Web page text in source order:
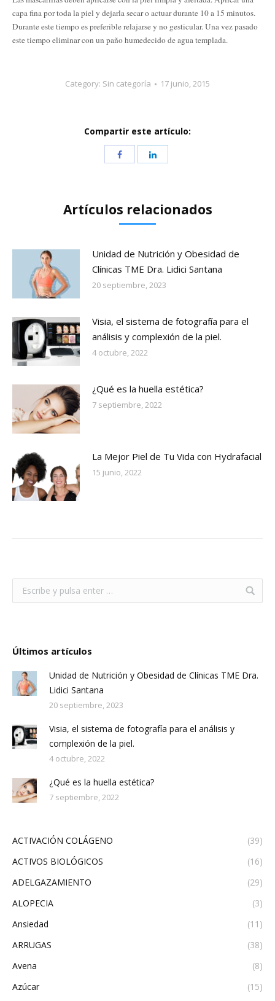
capa fina por toda la piel y dejarla secar o actuar durante 10 a 15 minutos.
Durante este tiempo es preferible relajarse y no gesticular. Una vez pasado
este tiempo eliminar con un paño humedecido de agua templada.
Category: Sin categoría 17 junio, 2015
Compartir este artículo:
Artículos relacionados
Unidad de Nutrición y Obesidad de
Clínicas TME Dra. Lidici Santana
20 septiembre, 2023
Visia, el sistema de fotografía para el
análisis y complexión de la piel.
4 octubre, 2022
¿Qué es la huella estética?
7 septiembre, 2022
La Mejor Piel de Tu Vida con Hydrafacial
15 junio, 2022
Últimos artículos
Unidad de Nutrición y Obesidad de Clínicas TME Dra.
Lidici Santana
20 septiembre, 2023
Visia, el sistema de fotografía para el análisis y
complexión de la piel.
4 octubre, 2022
¿Qué es la huella estética?
7 septiembre, 2022
ACTIVACIÓN COLÁGENO
(39)
ACTIVOS BIOLÓGICOS
(16)
ADELGAZAMIENTO
(29)
ALOPECIA
(3)
Ansiedad
(11)
ARRUGAS
(38)
Avena
(8)
Azúcar
(15)